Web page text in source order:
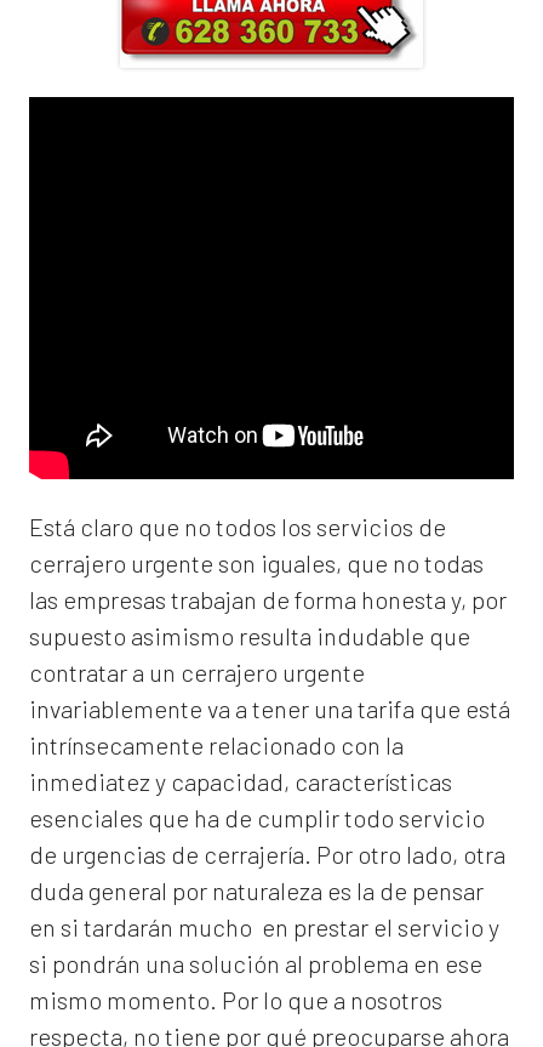
Está claro que no todos los servicios de
cerrajero urgente son iguales, que no todas
las empresas trabajan de forma honesta y, por
supuesto asimismo resulta indudable que
contratar a un cerrajero urgente
invariablemente va a tener una tarifa que está
intrínsecamente relacionado con la
inmediatez y capacidad, características
esenciales que ha de cumplir todo servicio
de urgencias de cerrajería. Por otro lado, otra
duda general por naturaleza es la de pensar
en si tardarán mucho en prestar el servicio y
si pondrán una solución al problema en ese
mismo momento. Por lo que a nosotros
respecta, no tiene por qué preocuparse ahora